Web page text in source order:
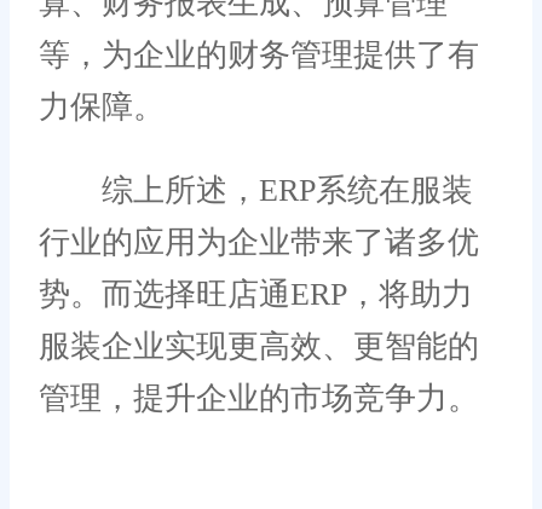
等，为企业的财务管理提供了有
力保障。
综上所述，ERP系统在服装
行业的应用为企业带来了诸多优
势。而选择旺店通ERP，将助力
服装企业实现更高效、更智能的
管理，提升企业的市场竞争力。